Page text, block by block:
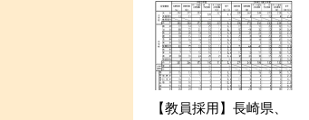
【教員採用】長崎県、